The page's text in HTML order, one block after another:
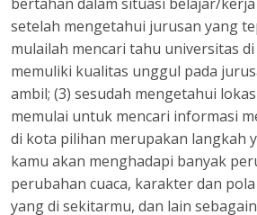
setelah mengetahui jurusan yang
mulailah mencari tahu universitas
memuliki kualitas unggul pada
ambil; (3) sesudah mengetahui
memulai untuk mencari informasi
di kota pilihan merupakan langkah
kamu akan menghadapi banyak
perubahan cuaca, karakter dan
yang di sekitarmu, dan lain